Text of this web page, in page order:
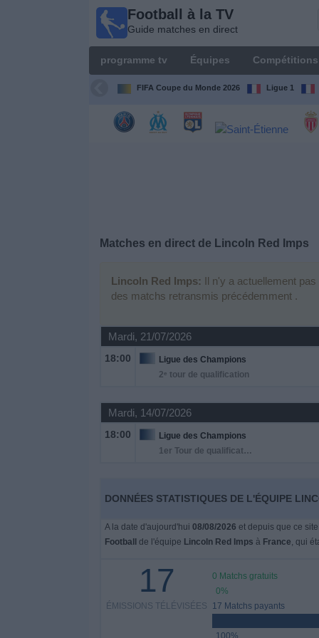
Football à la TV
Guide matches en direct
programme tv Équipes Compétitions
FIFA Coupe du Monde 2026 Ligue 1
Matches en direct de Lincoln Red Imps
Lincoln Red Imps: Il n'y a actuellement
des matchs retransmis précédemment .
Mardi, 21/07/2026
18:00
Ligue des Champions
2ᵉ tour de qualification
Mardi, 14/07/2026
18:00
Ligue des Champions
1er Tour de qualification
DONNÉES STATISTIQUES DE L'ÉQUIPE
A la date d'aujourd'hui 08/08/2026 et depuis que ce
Football
de l'équipe Lincoln Red Imps à France, qui
17
ÉMISSIONS TÉLÉVISÉES
0 Matchs gratuits
0%
17 Matchs payants
100%